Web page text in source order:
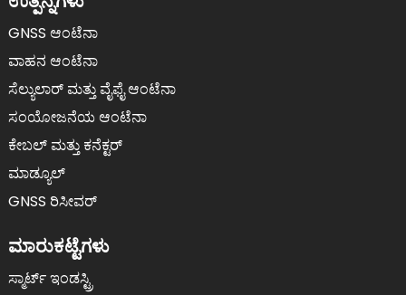
GNSS ಆಂಟೆನಾ
ವಾಹನ ಆಂಟೆನಾ
ಸೆಲ್ಯುಲಾರ್ ಮತ್ತು ವೈಫೈ ಆಂಟೆನಾ
ಸಂಯೋಜನೆಯ ಆಂಟೆನಾ
ಕೇಬಲ್ ಮತ್ತು ಕನೆಕ್ಟರ್
ಮಾಡ್ಯೂಲ್
GNSS ರಿಸೀವರ್
ಮಾರುಕಟ್ಟೆಗಳು
ಸ್ಮಾರ್ಟ್ ಇಂಡಸ್ಟ್ರಿ